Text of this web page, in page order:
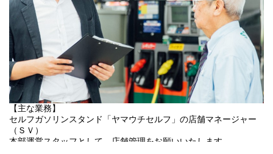
【主な業務】
セルフガソリンスタンド「ヤマウチセルフ」の店舗マネージャー
（ＳＶ）
本部運営スタッフとして、店舗管理をお願いいたします。